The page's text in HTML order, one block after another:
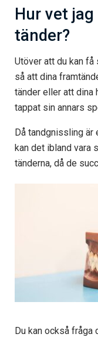
Hur vet
tänder?
Utöver att du kan
så att dina
tänder eller att dina
tappat sin annars
Då tandgnissling
kan det ibland vara
tänderna, då de
Du kan också